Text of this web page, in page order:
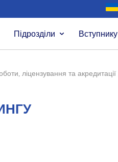
Підрозділи Вступнику
ліцензування та акредитації